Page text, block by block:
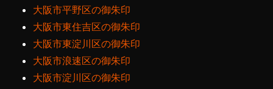
大阪市平野区の御朱印
大阪市東住吉区の御朱印
大阪市東淀川区の御朱印
大阪市浪速区の御朱印
大阪市淀川区の御朱印